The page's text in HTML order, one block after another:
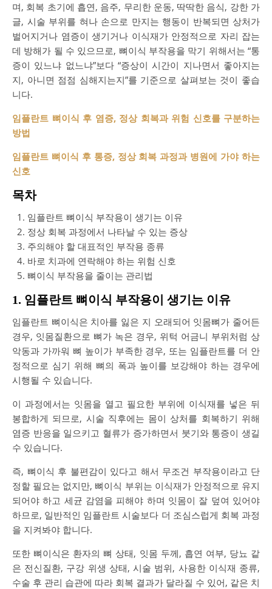
며, 회복 초기에 흡연, 음주, 무리한 운동, 딱딱한 음식, 강한 가
글, 시술 부위를 혀나 손으로 만지는 행동이 반복되면 상처가
벌어지거나 염증이 생기거나 이식재가 안정적으로 자리 잡는
데 방해가 될 수 있으므로, 뼈이식 부작용을 막기 위해서는 “통
증이 있느냐 없느냐”보다 “증상이 시간이 지나면서 좋아지는
지, 아니면 점점 심해지는지”를 기준으로 살펴보는 것이 좋습
니다.
임플란트 뼈이식 후 염증, 정상 회복과 위험 신호를 구분하는
방법
임플란트 뼈이식 후 통증, 정상 회복 과정과 병원에 가야 하는
신호
목차
임플란트 뼈이식 부작용이 생기는 이유
정상 회복 과정에서 나타날 수 있는 증상
주의해야 할 대표적인 부작용 종류
바로 치과에 연락해야 하는 위험 신호
뼈이식 부작용을 줄이는 관리법
1. 임플란트 뼈이식 부작용이 생기는 이유
임플란트 뼈이식은 치아를 잃은 지 오래되어 잇몸뼈가 줄어든
경우, 잇몸질환으로 뼈가 녹은 경우, 위턱 어금니 부위처럼 상
악동과 가까워 뼈 높이가 부족한 경우, 또는 임플란트를 더 안
정적으로 심기 위해 뼈의 폭과 높이를 보강해야 하는 경우에
시행될 수 있습니다.
이 과정에서는 잇몸을 열고 필요한 부위에 이식재를 넣은 뒤
봉합하게 되므로, 시술 직후에는 몸이 상처를 회복하기 위해
염증 반응을 일으키고 혈류가 증가하면서 붓기와 통증이 생길
수 있습니다.
즉, 뼈이식 후 불편감이 있다고 해서 무조건 부작용이라고 단
정할 필요는 없지만, 뼈이식 부위는 이식재가 안정적으로 유지
되어야 하고 세균 감염을 피해야 하며 잇몸이 잘 덮여 있어야
하므로, 일반적인 임플란트 시술보다 더 조심스럽게 회복 과정
을 지켜봐야 합니다.
또한 뼈이식은 환자의 뼈 상태, 잇몸 두께, 흡연 여부, 당뇨 같
은 전신질환, 구강 위생 상태, 시술 범위, 사용한 이식재 종류,
수술 후 관리 습관에 따라 회복 결과가 달라질 수 있어, 같은 치